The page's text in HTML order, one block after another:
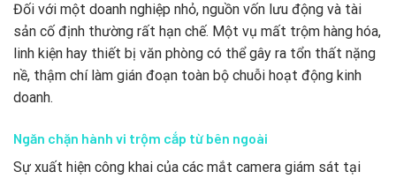
Đối với một doanh nghiệp nhỏ, nguồn vốn lưu động và tài
sản cố định thường rất hạn chế. Một vụ mất trộm hàng hóa,
linh kiện hay thiết bị văn phòng có thể gây ra tổn thất nặng
nề, thậm chí làm gián đoạn toàn bộ chuỗi hoạt động kinh
doanh.
Ngăn chặn hành vi trộm cắp từ bên ngoài
Sự xuất hiện công khai của các mắt camera giám sát tại